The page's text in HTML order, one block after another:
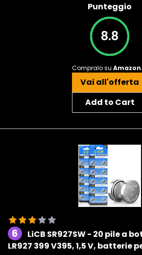
Punteggio
8.8
Compralo su
Vai all'offerta
Add to Cart
6
LiCB SR927SW - 20 pile a
LR927 399 V395, 1,5 V, batterie